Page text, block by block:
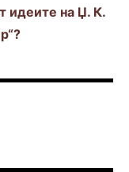
идеите на Џ. К.